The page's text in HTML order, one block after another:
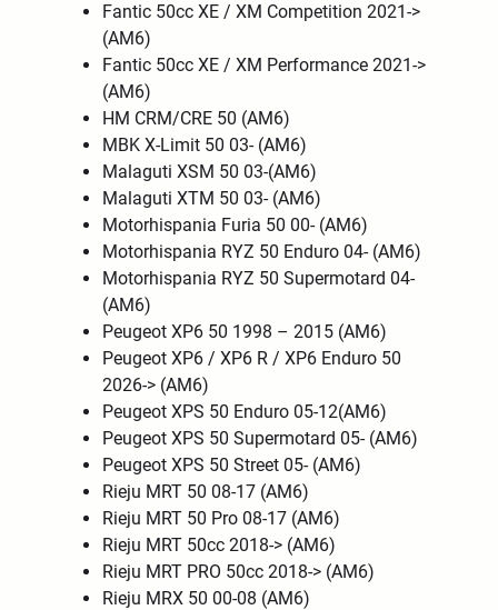
Fantic 50cc XE / XM Competition 2021->
(AM6)
Fantic 50cc XE / XM Performance 2021->
(AM6)
HM CRM/CRE 50 (AM6)
MBK X-Limit 50 03- (AM6)
Malaguti XSM 50 03-(AM6)
Malaguti XTM 50 03- (AM6)
Motorhispania Furia 50 00- (AM6)
Motorhispania RYZ 50 Enduro 04- (AM6)
Motorhispania RYZ 50 Supermotard 04-
(AM6)
Peugeot XP6 50 1998 – 2015 (AM6)
Peugeot XP6 / XP6 R / XP6 Enduro 50
2026-> (AM6)
Peugeot XPS 50 Enduro 05-12(AM6)
Peugeot XPS 50 Supermotard 05- (AM6)
Peugeot XPS 50 Street 05- (AM6)
Rieju MRT 50 08-17 (AM6)
Rieju MRT 50 Pro 08-17 (AM6)
Rieju MRT 50cc 2018-> (AM6)
Rieju MRT PRO 50cc 2018-> (AM6)
Rieju MRX 50 00-08 (AM6)